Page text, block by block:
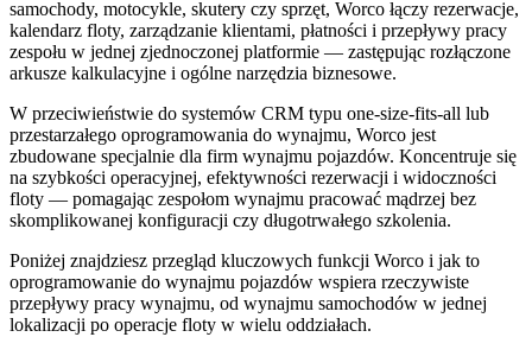
samochody, motocykle, skutery czy sprzęt, Worco łączy rezerwacje,
kalendarz floty, zarządzanie klientami, płatności i przepływy pracy
zespołu w jednej zjednoczonej platformie — zastępując rozłączone
arkusze kalkulacyjne i ogólne narzędzia biznesowe.
W przeciwieństwie do systemów CRM typu one-size-fits-all lub
przestarzałego oprogramowania do wynajmu, Worco jest
zbudowane specjalnie dla firm wynajmu pojazdów. Koncentruje się
na szybkości operacyjnej, efektywności rezerwacji i widoczności
floty — pomagając zespołom wynajmu pracować mądrzej bez
skomplikowanej konfiguracji czy długotrwałego szkolenia.
Poniżej znajdziesz przegląd kluczowych funkcji Worco i jak to
oprogramowanie do wynajmu pojazdów wspiera rzeczywiste
przepływy pracy wynajmu, od wynajmu samochodów w jednej
lokalizacji po operacje floty w wielu oddziałach.